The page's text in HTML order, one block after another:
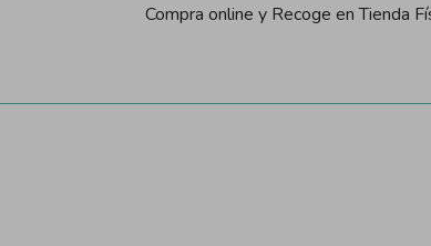
Compra online y Recoge en Tienda